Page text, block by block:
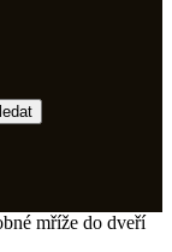
mříže do dveří